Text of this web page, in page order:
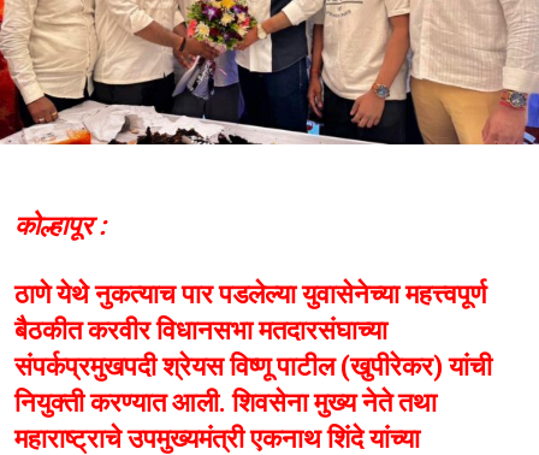
कोल्हापूर :
ठाणे येथे नुकत्याच पार पडलेल्या युवासेनेच्या महत्त्वपूर्ण
बैठकीत करवीर विधानसभा मतदारसंघाच्या
संपर्कप्रमुखपदी श्रेयस विष्णू पाटील (खुपीरेकर) यांची
नियुक्ती करण्यात आली. शिवसेना मुख्य नेते तथा
महाराष्ट्राचे उपमुख्यमंत्री एकनाथ शिंदे यांच्या